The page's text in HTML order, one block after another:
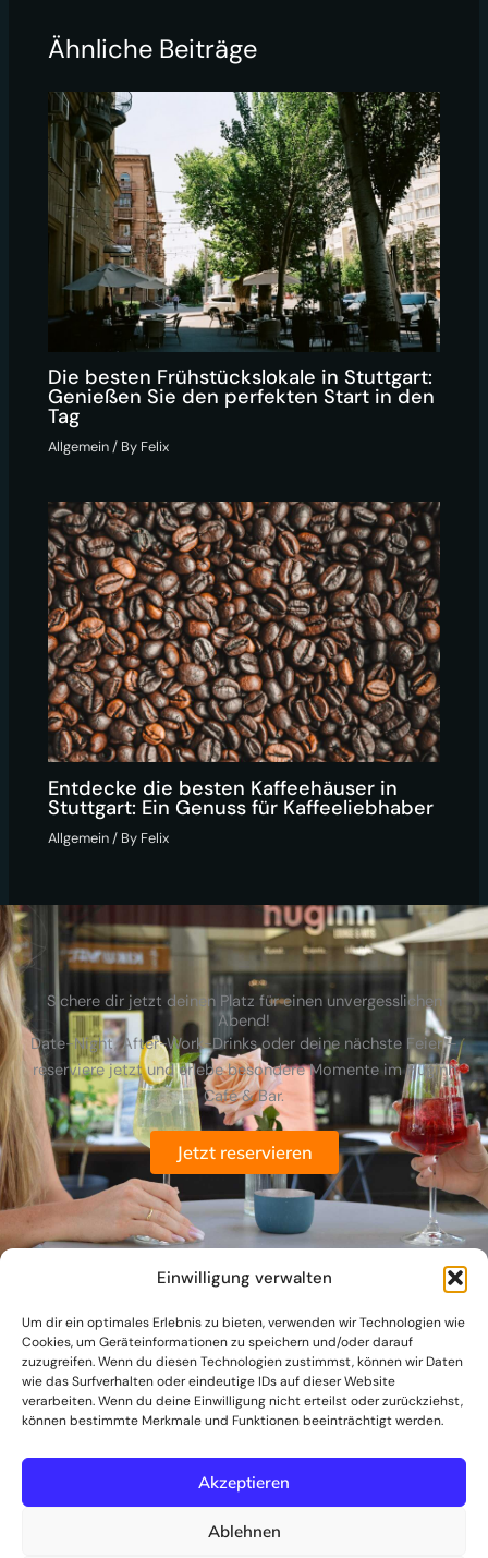
Einwilligung verwalten
Um dir ein optimales Erlebnis zu bieten, verwenden wir Technologien wie
Cookies, um Geräteinformationen zu speichern und/oder darauf
zuzugreifen. Wenn du diesen Technologien zustimmst, können wir Daten
wie das Surfverhalten oder eindeutige IDs auf dieser Website
verarbeiten. Wenn du deine Einwilligung nicht erteilst oder zurückziehst,
können bestimmte Merkmale und Funktionen beeinträchtigt werden.
Akzeptieren
Ablehnen
Ähnliche Beiträge
Die besten Frühstückslokale in Stuttgart:
Genießen Sie den perfekten Start in den
Tag
Allgemein/ By Felix
Entdecke die besten Kaffeehäuser in
Stuttgart: Ein Genuss für Kaffeeliebhaber
Allgemein/ By Felix
Sichere dir jetzt deinen Platz für einen unvergesslichen
Abend!
Date-Night, After-Work-Drinks oder deine nächste Feier –
reserviere jetzt und erlebe besondere Momente im Huginn
Café & Bar.
Jetzt reservieren
I